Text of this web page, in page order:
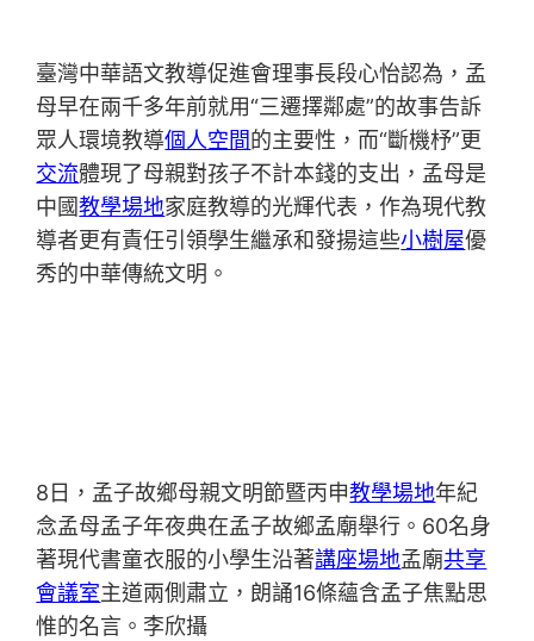
臺灣中華語文教導促進會理事長段心怡認為，孟
母早在兩千多年前就用“三遷擇鄰處”的故事告訴
眾人環境教導個人空間的主要性，而“斷機杼”更
交流體現了母親對孩子不計本錢的支出，孟母是
中國教學場地家庭教導的光輝代表，作為現代教
導者更有責任引領學生繼承和發揚這些小樹屋優
秀的中華傳統文明。
8日，孟子故鄉母親文明節暨丙申教學場地年紀
念孟母孟子年夜典在孟子故鄉孟廟舉行。60名身
著現代書童衣服的小學生沿著講座場地孟廟共享
會議室主道兩側肅立，朗誦16條蘊含孟子焦點思
惟的名言。李欣攝